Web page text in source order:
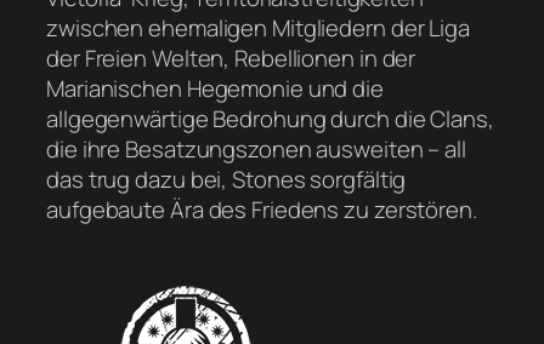
zwischen ehemaligen Mitgliedern der Liga
der Freien Welten, Rebellionen in der
Marianischen Hegemonie und die
allgegenwärtige Bedrohung durch die Clans,
die ihre Besatzungszonen ausweiten – all
das trug dazu bei, Stones sorgfältig
aufgebaute Ära des Friedens zu zerstören.